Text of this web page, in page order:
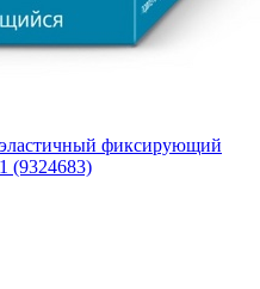
фиксирующий
(9324683)